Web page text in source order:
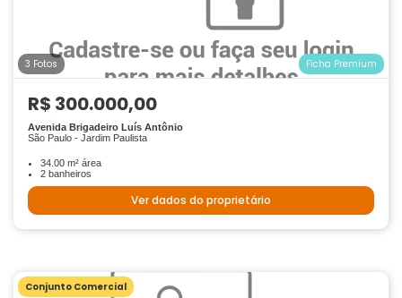
3 Fotos Ficha Premium
R$ 300.000,00
Avenida Brigadeiro Luís Antônio
São Paulo - Jardim Paulista
34.00 m² área
2 banheiros
Ver dados do proprietário
Conjunto Comercial